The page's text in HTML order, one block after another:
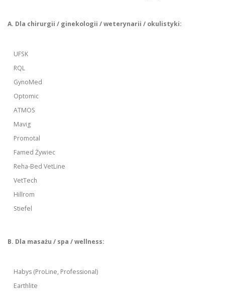
A. Dla chirurgii / ginekologii / weterynarii / okulistyki:
UFSK
RQL
GynoMed
Optomic
ATMOS
Mavig
Promotal
Famed Żywiec
Reha-Bed VetLine
VetTech
Hillrom
Stiefel
B. Dla masażu / spa / wellness:
Habys (ProLine, Professional)
Earthlite